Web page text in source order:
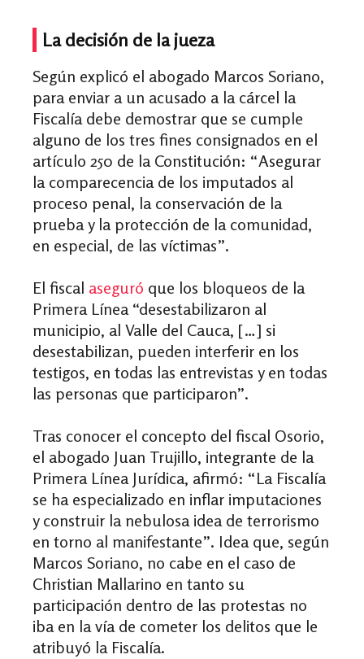
La decisión de la jueza
Según explicó el abogado Marcos Soriano,
para enviar a un acusado a la cárcel la
Fiscalía debe demostrar que se cumple
alguno de los tres fines consignados en el
artículo 250 de la Constitución: “Asegurar
la comparecencia de los imputados al
proceso penal, la conservación de la
prueba y la protección de la comunidad,
en especial, de las víctimas”.
El fiscal aseguró que los bloqueos de la
Primera Línea “desestabilizaron al
municipio, al Valle del Cauca, […] si
desestabilizan, pueden interferir en los
testigos, en todas las entrevistas y en todas
las personas que participaron”.
Tras conocer el concepto del fiscal Osorio,
el abogado Juan Trujillo, integrante de la
Primera Línea Jurídica, afirmó: “La Fiscalía
se ha especializado en inflar imputaciones
y construir la nebulosa idea de terrorismo
en torno al manifestante”. Idea que, según
Marcos Soriano, no cabe en el caso de
Christian Mallarino en tanto su
participación dentro de las protestas no
iba en la vía de cometer los delitos que le
atribuyó la Fiscalía.